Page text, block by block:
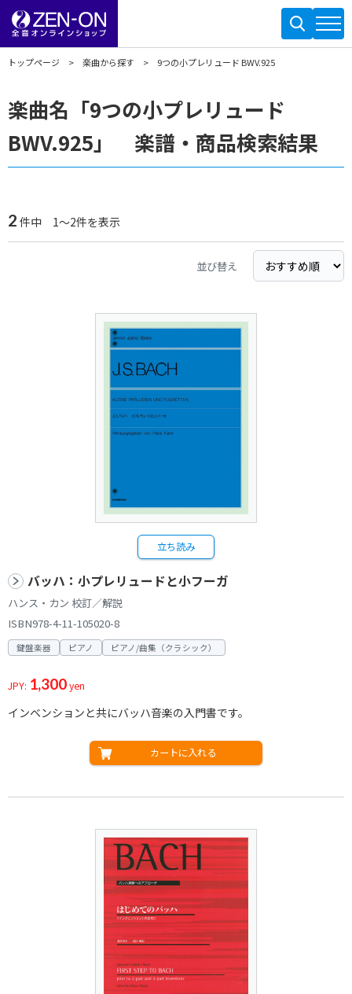
トップページ 楽曲から探す 9つの小プレリュード BWV.925
楽曲名「9つの小プレリュード
BWV.925」 楽譜・商品検索結果
2 件中 1～2件を表示
並び替え
立ち読み
バッハ：小プレリュードと小フーガ
ハンス・カン 校訂／解説
ISBN978-4-11-105020-8
鍵盤楽器 ピアノ ピアノ/曲集（クラシック）
JPY: 1,300yen
インベンションと共にバッハ音楽の入門書です。
カートに入れる